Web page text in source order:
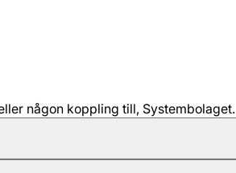
någon koppling till, Systembolaget.